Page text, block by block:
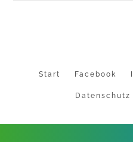
Start Facebook
Datenschutz